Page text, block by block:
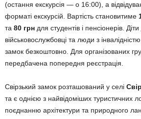
(остання екскурсія — о 16:00), а
форматі екскурсій. Вартість становитиме
та 80 грн для студентів і пенсіонерів.
військовослужбовці та люди з
замок безкоштовно. Для організованих
передбачена попередня реєстрація.
Свірзький замок розташований у селі
та є однією з найвідоміших туристичних
поєднанню архітектури та природного